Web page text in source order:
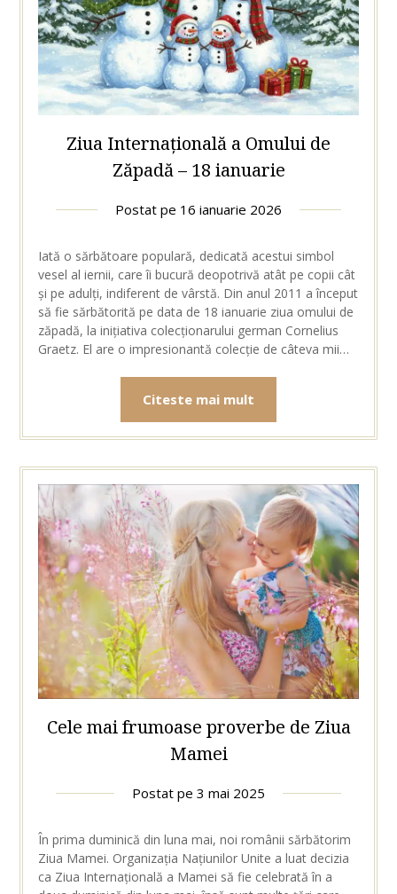
Ziua Internațională a Omului de
Zăpadă – 18 ianuarie
Postat pe 16 ianuarie 2026
Iată o sărbătoare populară, dedicată acestui simbol
vesel al iernii, care îi bucură deopotrivă atât pe copii cât
și pe adulți, indiferent de vârstă. Din anul 2011 a început
să fie sărbătorită pe data de 18 ianuarie ziua omului de
zăpadă, la inițiativa colecționarului german Cornelius
Graetz. El are o impresionantă colecție de câteva mii…
Citeste mai mult
Cele mai frumoase proverbe de Ziua
Mamei
Postat pe 3 mai 2025
În prima duminică din luna mai, noi românii sărbătorim
Ziua Mamei. Organizația Națiunilor Unite a luat decizia
ca Ziua Internațională a Mamei să fie celebrată în a